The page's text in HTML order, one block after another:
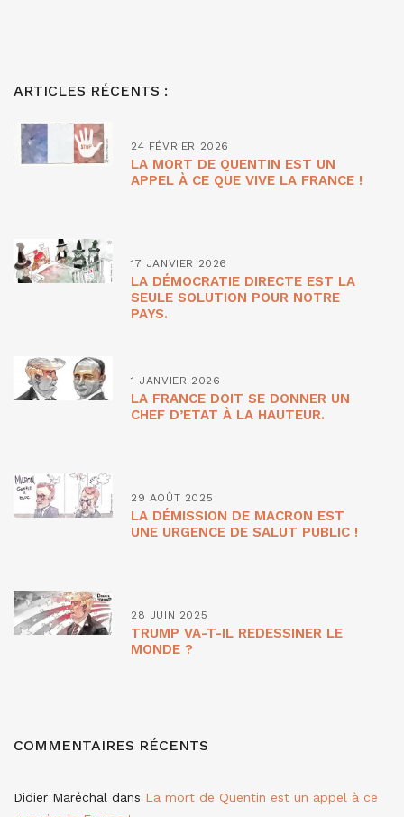
ARTICLES RÉCENTS :
24 FÉVRIER 2026
LA MORT DE QUENTIN EST UN
APPEL À CE QUE VIVE LA FRANCE !
17 JANVIER 2026
LA DÉMOCRATIE DIRECTE EST LA
SEULE SOLUTION POUR NOTRE
PAYS.
1 JANVIER 2026
LA FRANCE DOIT SE DONNER UN
CHEF D’ETAT À LA HAUTEUR.
29 AOÛT 2025
LA DÉMISSION DE MACRON EST
UNE URGENCE DE SALUT PUBLIC !
28 JUIN 2025
TRUMP VA-T-IL REDESSINER LE
MONDE ?
COMMENTAIRES RÉCENTS
Didier Maréchal dans La mort de Quentin est un appel à ce